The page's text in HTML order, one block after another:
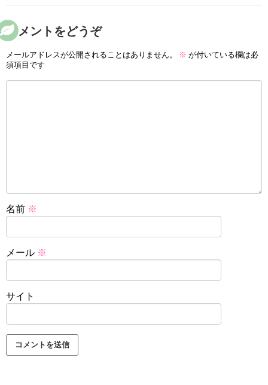
コメントをどうぞ
メールアドレスが公開されることはありません。 ※ が付いている欄は必
須項目です
名前 ※
メール ※
サイト